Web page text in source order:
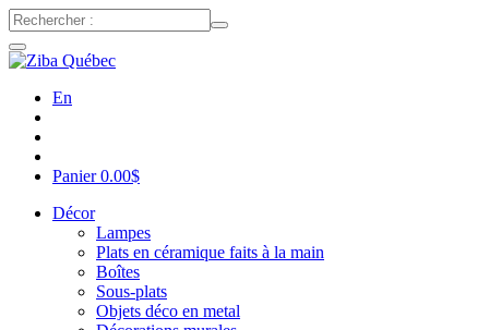
En
Panier0.00$
Décor
Lampes
Plats en céramique faits à la main
Boîtes
Sous-plats
Objets déco en metal